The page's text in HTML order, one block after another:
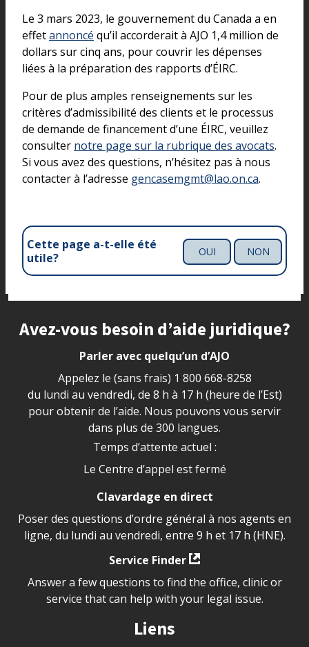
Le 3 mars 2023, le gouvernement du Canada a en
effetannoncé qu’il accorderait à AJO 1,4 million de
dollars sur cinq ans, pour couvrir les dépenses
liées à la préparation des rapports d’ÉIRC.
Pour de plus amples renseignements sur les
critères d’admissibilité des clients et le processus
de demande de financement d’une ÉIRC, veuillez
consulter notre page sur la rubrique des avocats.
Si vous avez des questions, n’hésitez pas à nous
contacter à l’adresse gencasemgmt@lao.on.ca.
Cette page a-t-elle été
utile?
OUI NON
Site footer
Avez-vous besoin d’aide juridique?
Parler avec quelqu’un d’AJO
Appelez le (sans frais) 1 800 668-8258
du lundi au vendredi, de 8 h à 17 h (heure de l’Est)
pour obtenir de l’aide. Nous pouvons vous servir
dans plus de 300 langues.
Temps d’attente actuel :
Le Centre d’appel est fermé
Clavardage en direct
Poser des questions d’ordre général à nos agents en
ligne, du lundi au vendredi, entre 9 h et 17 h (HNE).
Service Finder
Answer a few questions to find the office, clinic or
service that can help with your legal issue.
Liens